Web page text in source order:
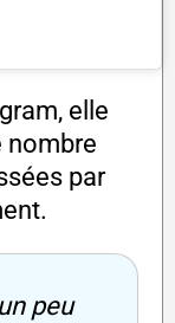
elle
nombre
par
peu